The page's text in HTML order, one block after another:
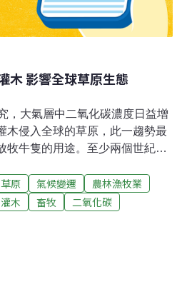
相片拍下的連續動作，像Po
木 影響全球草原生態
，大氣層中二氧化碳濃度日益增
木侵入全球的草原，此一趨勢最
牧牛隻的用途。至少兩個世紀
在過去10至15年間，生態學家認
化碳的濃度日益增加有關聯。
草原 氣候變遷
農林漁牧業
灌木 畜牧 二氧化碳